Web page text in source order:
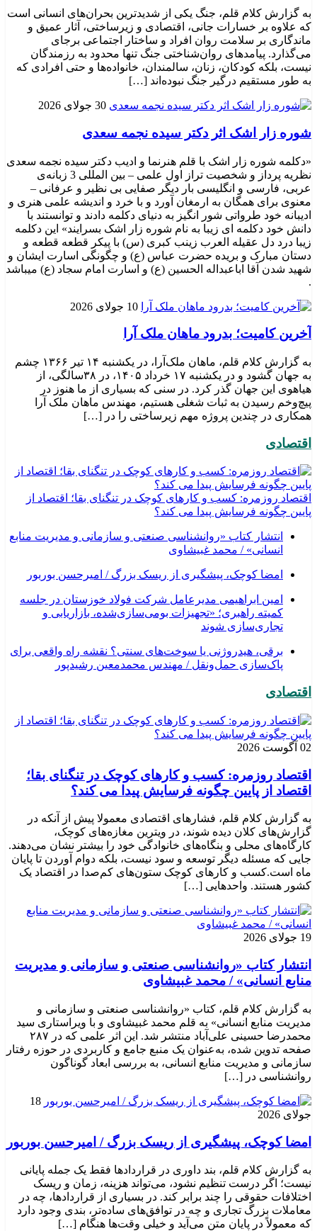
به گزارش کلام قلم، جنگ یکی از شدیدترین بحران‌های انسانی است
که علاوه بر خسارات جانی، اقتصادی و زیرساختی، آثار عمیق و
ماندگاری بر سلامت روان افراد و ساختار اجتماعی برجای
می‌گذارد. پیامدهای روان‌شناختی جنگ تنها محدود به رزمندگان
نیست، بلکه کودکان، زنان، سالمندان، خانواده‌ها و حتی افرادی که
به طور مستقیم درگیر جنگ نبوده‌اند […]
30 جولای 2026
شوره زار اشک اثر دکتر سیده نجمه سعدی
«دکلمه شوره زار اشک با قلم هنرنما و ادیب دکتر سیده نجمه سعدی
نظریه پرداز و شخصیت تراز اول علمی – بین المللی 3 زبانه‌ی
عربی، فارسی و انگلیسی بار دیگر صفایی بی نظیر و عرفانی –
معنوی برای همگان به ارمغان آورد و با خرد و اندیشه علمی هنری و
ادیبانه خود طرواتی شور انگیز به دنیای دکلمه دادند و توانستند با
دانش خود دکلمه ای زیبا به نام شوره زار اشک بسرایند» این دکلمه
زیبا درد دل عقیله العرب زینب کبری (س) با پیکر قطعه قطعه و
دستان مبارک و بریده حضرت عباس (ع) و چگونگی اسارت ایشان و
شهید شدن آقا اباعبداله الحسین (ع) و اسارت امام سجاد (ع) میباشد
.
10 جولای 2026
​آخرین کامیت؛ بدرود ماهان ملک آرا
به گزارش کلام قلم، ماهان ملک‌آرا، در یکشنبه ۱۴ تیر ۱۳۶۶ چشم
به جهان گشود و در یکشنبه ۱۷ خرداد ۱۴۰۵، در ۳۸سالگی، از
هیاهوی این جهان گذر کرد. در سنی که بسیاری از ما هنوز در
پیچ‌وخم رسیدن به ثبات شغلی هستیم، مهندس ماهان ملک آرا
همکاری در چندین پروژه مهم زیرساختی را در […]
اقتصادی
اقتصاد روزمره: کسب‌ و کارهای کوچک در تنگنای بقا؛ اقتصاد از
پایین چگونه فرسایش پیدا می کند؟
انتشار کتاب «روانشناسی صنعتی و سازمانی و مدیریت منابع
انسانی» / محمد غبیشاوی
امضا کوچک، پیشگیری از ریسک بزرگ / امیرحسن بوربور
امین ابراهیمی مدیرعامل شرکت فولاد خوزستان در جلسه
کمیته راهبری؛ «تجهیزات بومی‌سازی‌شده، بازاریابی و
تجاری‌سازی شوند
برقی، هیدروژنی یا سوخت‌های سنتی؟ نقشه راه واقعی برای
پاک‌سازی حمل‌ونقل / مهندس محمدمعین رشیدپور
اقتصادی
02 آگوست 2026
اقتصاد روزمره: کسب‌ و کارهای کوچک در تنگنای بقا؛
اقتصاد از پایین چگونه فرسایش پیدا می کند؟
به گزارش کلام قلم، فشارهای اقتصادی معمولا پیش از آنکه در
گزارش‌های کلان دیده شوند، در ویترین مغازه‌های کوچک،
کارگاه‌های محلی و بنگاه‌های خانوادگی خود را بیشتر نشان می‌دهند.
جایی که مسئله دیگر توسعه و سود نیست، بلکه دوام آوردن تا پایان
ماه است.کسب‌ و کارهای کوچک ستون‌های کم‌صدا در اقتصاد یک
کشور هستند. واحدهایی […]
19 جولای 2026
انتشار کتاب «روانشناسی صنعتی و سازمانی و مدیریت
منابع انسانی» / محمد غبیشاوی
به گزارش کلام قلم، کتاب «روانشناسی صنعتی و سازمانی و
مدیریت منابع انسانی» به قلم محمد غبیشاوی و با ویراستاری سید
محمدرضا حسینی علی‌آباد منتشر شد. این اثر علمی که در ۲۸۷
صفحه تدوین شده، به‌عنوان یک منبع جامع و کاربردی در حوزه رفتار
سازمانی و مدیریت منابع انسانی، به بررسی ابعاد گوناگون
روانشناسی در […]
18
جولای 2026
امضا کوچک، پیشگیری از ریسک بزرگ / امیرحسن بوربور
به گزارش کلام قلم، بند داوری در قراردادها فقط یک جمله پایانی
نیست؛ اگر درست تنظیم نشود، می‌تواند هزینه، زمان و ریسک
اختلافات حقوقی را چند برابر کند. در بسیاری از قراردادها، چه در
معاملات بزرگ تجاری و چه در توافق‌های ساده‌تر، بندی وجود دارد
که معمولاً در پایان متن می‌آید و خیلی وقت‌ها هنگام […]